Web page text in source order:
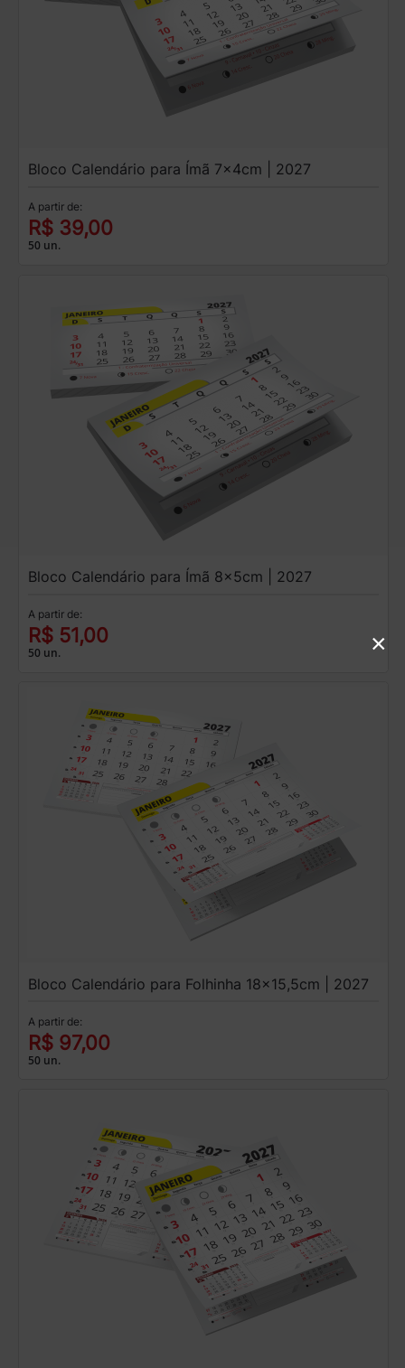
Bloco Calendário para Ímã 7x4cm | 2027
A partir de:
R$ 39,00
50 un.
Bloco Calendário para Ímã 8x5cm | 2027
A partir de:
R$ 51,00
50 un.
Bloco Calendário para Folhinha 18x15,5cm | 2027
A partir de:
R$ 97,00
50 un.
×